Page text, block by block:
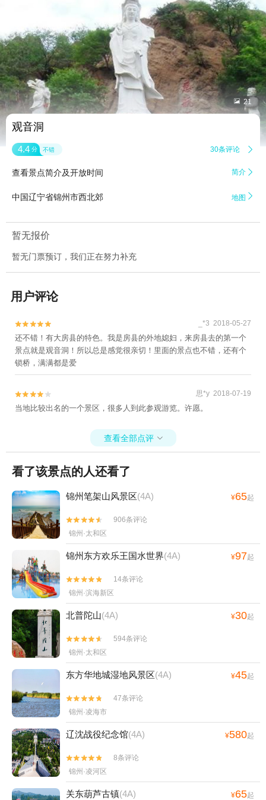
 21
观音洞
4.4 分 不错 30条评论 
查看景点简介及开放时间 简介 
中国辽宁省锦州市西北郊 地图 
暂无报价
暂无门票预订，我们正在努力补充
用户评论

 _*3 2018-05-27
还不错！有大房县的特色。我是房县的外地媳妇，来房县去的第一个
景点就是观音洞！所以总是感觉很亲切！里面的景点也不错，还有个
锁桥，满满都是爱

 思*y 2018-07-19
当地比较出名的一个景区，很多人到此参观游览。许愿。
查看全部点评 
看了该景点的人还看了
锦州笔架山风景区(4A) ¥65起


906条评论
锦州·太和区
锦州东方欢乐王国水世界(4A) ¥97起


14条评论
锦州·滨海新区
北普陀山(4A) ¥30起


594条评论
锦州·太和区
东方华地城湿地风景区(4A) ¥45起


47条评论
锦州·凌海市
辽沈战役纪念馆(4A) ¥580起


8条评论
锦州·凌河区
关东葫芦古镇(4A) ¥65起